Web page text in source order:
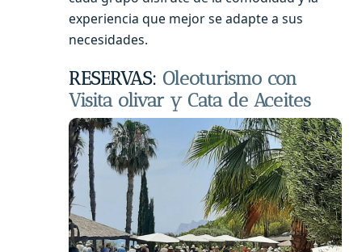
experiencia que mejor se adapte a sus
necesidades.
RESERVAS: Oleoturismo con
Visita olivar y Cata de Aceites